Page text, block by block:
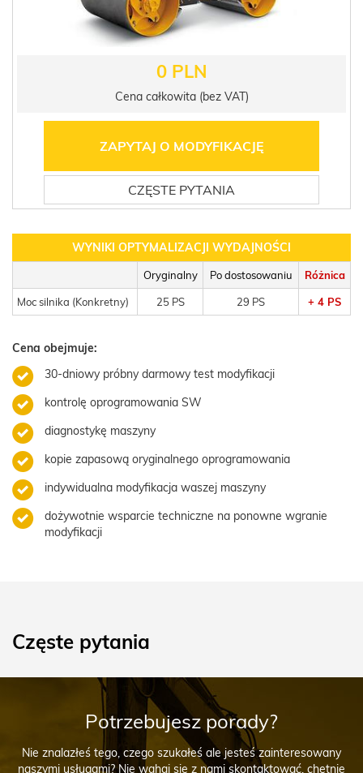
0 PLN
Cena całkowita (bez VAT)
ZAPYTAJ O MODYFIKACJĘ
CZĘSTE PYTANIA
WYNIKI OPTYMALIZACJI WYDAJNOŚCI
Oryginalny Po dostosowaniu Różnica
Moc silnika (Konkretny) 25 PS 29 PS + 4 PS
Cena obejmuje:
30-dniowy próbny darmowy test modyfikacji
kontrolę oprogramowania SW
diagnostykę maszyny
kopie zapasową oryginalnego oprogramowania
indywidualna modyfikacja waszej maszyny
dożywotnie wsparcie techniczne na ponowne wgranie
modyfikacji
Częste pytania
Potrzebujesz porady?
Nie znalazłeś tego, czego szukałeś ale jesteś zainteresowany
naszymi usługami? Nie wahaj się z nami skontaktować, chętnie